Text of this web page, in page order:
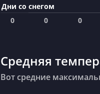
Дни со снегом
0
0 0
Средняя
Вот средние